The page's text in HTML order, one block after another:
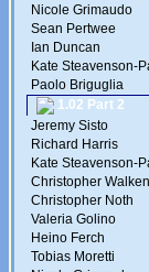
Nicole Grimaudo
Sean Pertwee
Ian Duncan
Kate Steavenson-
Paolo Briguglia
1.02 Part 2
Jeremy Sisto
Richard Harris
Kate Steavenson-
Christopher Walken
Christopher Noth
Valeria Golino
Heino Ferch
Tobias Moretti